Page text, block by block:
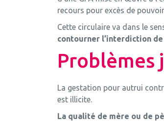
recours pour excès de
Cette circulaire va dans le
contourner l’interdiction
Problèmes
La gestation pour autrui
est illicite.
La qualité de mère ou de